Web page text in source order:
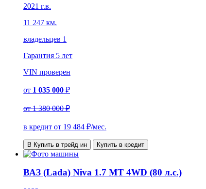
2021 г.в.
11 247 км.
владельцев 1
Гарантия 5 лет
VIN проверен
от 1 035 000 ₽
от1 380 000 ₽
в кредит от 19 484 ₽/мес.
В Купить в трейд ин Купить в кредит
ВАЗ (Lada) Niva 1.7 MT 4WD (80 л.с.)